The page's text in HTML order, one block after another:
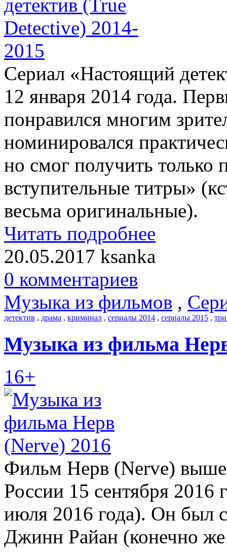
Сериал «Настоящий
12 января 2014 года.
понравился многим
номинировался
но смог получить
вступительные титры»
весьма оригинальные).
Читать подробнее
20.05.2017 ksanka
0 комментариев
Музыка из фильмов ,
детектив , драма , криминал , сериалы 2014 , сериалы 2015 ,
Музыка из фильма
16+
Фильм Нерв (Nerve)
России 15 сентября 2016
июля 2016 года). Он был
Джинн Райан (конечно